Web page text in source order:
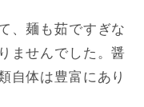
、麺も茹ですぎな
ませんでした。醤
自体は豊富にあり